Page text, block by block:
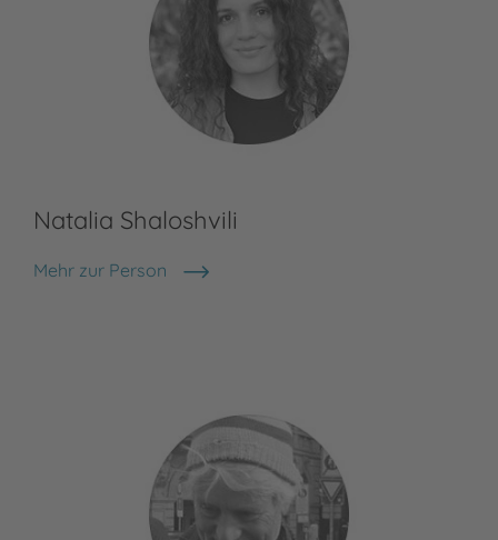
Natalia Shaloshvili
Mehr zur Person
Natalia Shaloshvili